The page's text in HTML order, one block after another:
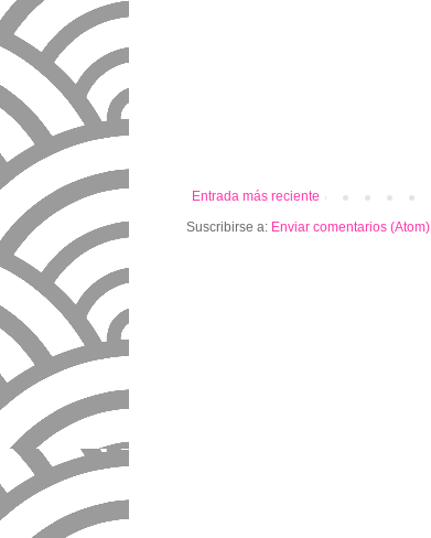
Entrada más reciente
Suscribirse a: Enviar comentarios (Atom)